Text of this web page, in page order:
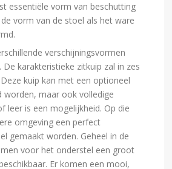
essentiële vorm van beschutting
vorm van de stoel als het ware
verschijningsvormen
karakteristieke zitkuip zal in zes
kuip kan met een optioneel
worden, maar ook volledige
leer is een mogelijkheid. Op die
omgeving een perfect
gemaakt worden. Geheel in de
voor het onderstel een groot
Er komen een mooi,